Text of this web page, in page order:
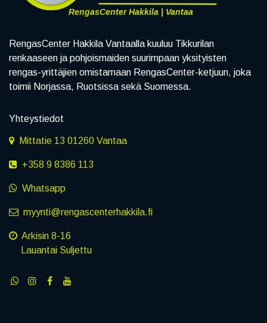
RengasCenter Hakkila | Vantaa
RengasCenter Hakkila Vantaalla kuuluu Tikkurilan
renkaaseen ja pohjoismaiden suurimpaan yksityisten
rengas-yrittäjien omistamaan RengasCenter-ketjuun, joka
toimii Norjassa, Ruotsissa sekä Suomessa.
Yhteystiedot
Mittatie 13 01260 Vantaa
+358 9 8386 113
Whatsapp
myynti@rengascenterhakkila.fi
Arkisin 8-16
Lauantai Suljettu